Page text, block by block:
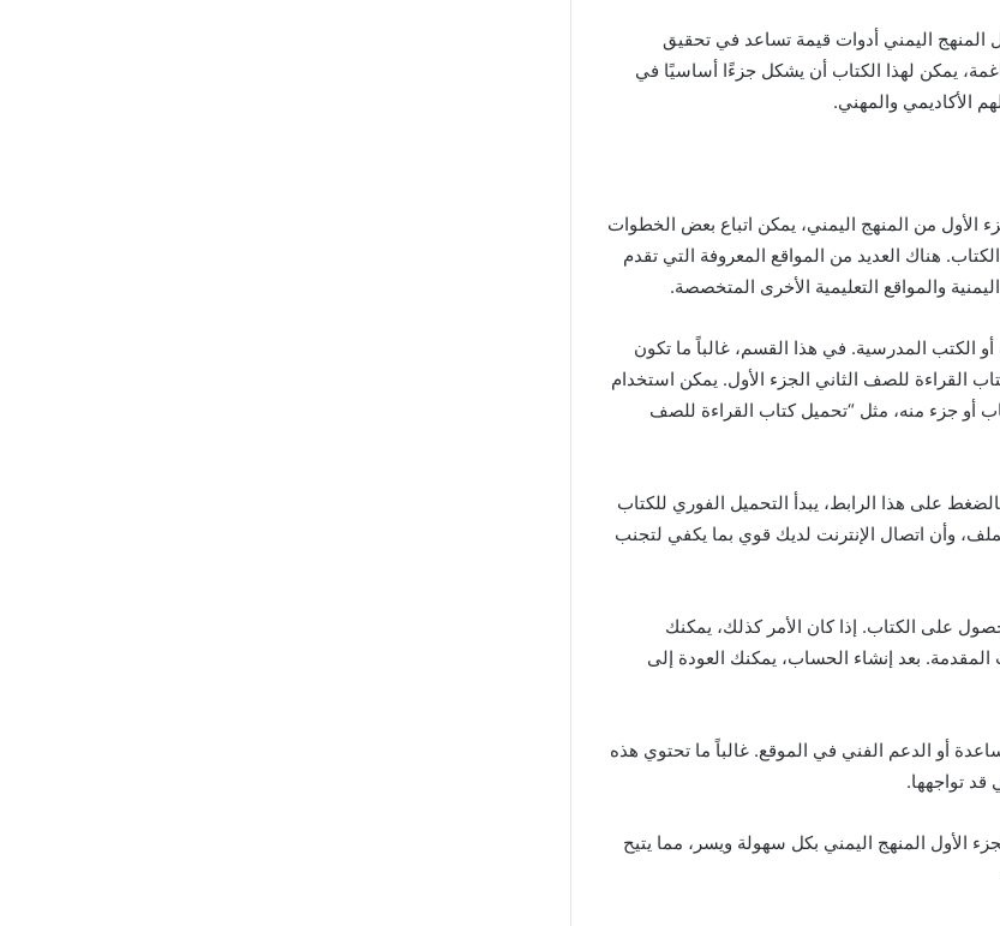
المنهج اليمني أدوات قيمة تساعد في تحقيق
يمكن لهذا الكتاب أن يشكل جزءًا أساسيًا في
الأكاديمي والمهني.
الأول من المنهج اليمني، يمكن اتباع بعض الخطوات
هناك العديد من المواقع المعروفة التي تقدم
والمواقع التعليمية الأخرى المتخصصة.
الكتب المدرسية. في هذا القسم، غالباً ما تكون
للصف الثاني الجزء الأول. يمكن استخدام
أو جزء منه، مثل “تحميل كتاب القراءة للصف
على هذا الرابط، يبدأ التحميل الفوري للكتاب
وأن اتصال الإنترنت لديك قوي بما يكفي لتجنب
على الكتاب. إذا كان الأمر كذلك، يمكنك
المقدمة. بعد إنشاء الحساب، يمكنك العودة إلى
أو الدعم الفني في الموقع. غالباً ما تحتوي هذه
قد تواجهها.
الأول المنهج اليمني بكل سهولة ويسر، مما يتيح